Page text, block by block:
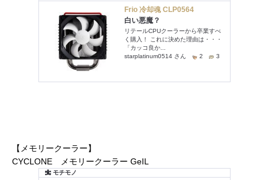
【メモリークーラー】
CYCLONE メモリークーラー GeIL